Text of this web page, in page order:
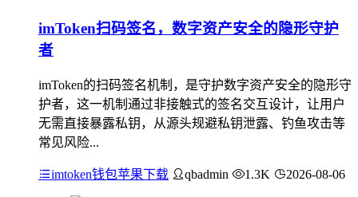
imToken扫码签名，数字资产安全的隐形守护
者
imToken的扫码签名机制，是守护数字资产安全的隐形守
护者，这一机制通过非接触式的签名交互设计，让用户
无需直接暴露私钥，从源头规避私钥泄露、钓鱼攻击等
常见风险...
imtoken钱包苹果下载 qbadmin 1.3K 2026-08-06